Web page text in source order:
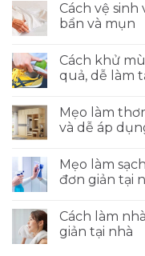
Cách vệ sinh
bẩn và mụn
Cách khử
quả, dễ làm
Mẹo làm
và dễ áp
Mẹo làm
đơn giản tại
Cách làm
giản tại nhà